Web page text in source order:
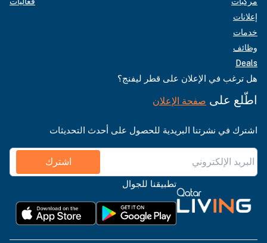
إعلانات
خدمات
وظائف
Deals
هل ترغب في الإعلان على قطر ليفنج؟
اطّلع على صفحة الإعلان
اشترك في نشرتنا البريدية للحصول على أحدث التحديثات
اشترك
تطبيقنا للجوال